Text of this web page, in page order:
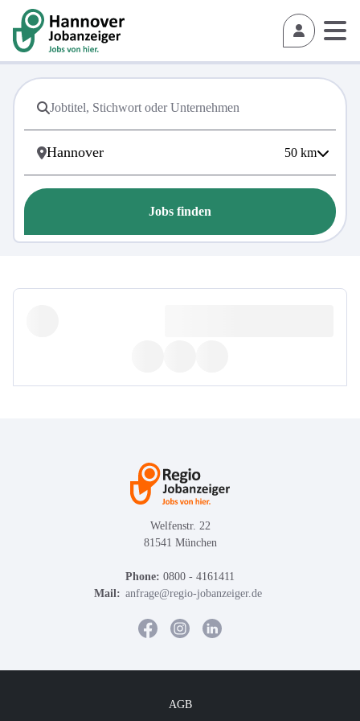
50 km
Jobs finden
Welfenstr. 22
81541 München
Phone: 0800 - 4161411
Mail: anfrage@regio-jobanzeiger.de
AGB